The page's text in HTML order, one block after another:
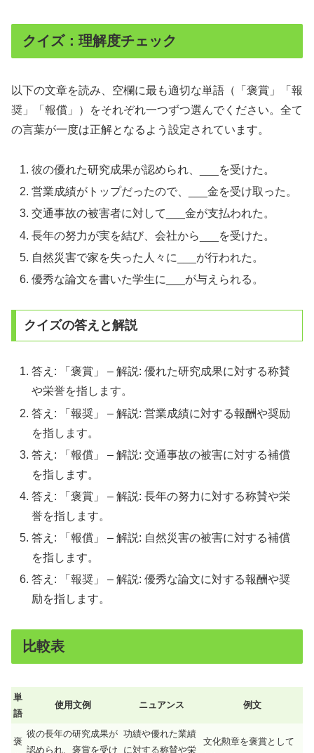
クイズ：理解度チェック
以下の文章を読み、空欄に最も適切な単語（「褒賞」「報
奨」「報償」）をそれぞれ一つずつ選んでください。全て
の言葉が一度は正解となるよう設定されています。
彼の優れた研究成果が認められ、___を受けた。
営業成績がトップだったので、___金を受け取った。
交通事故の被害者に対して___金が支払われた。
長年の努力が実を結び、会社から___を受けた。
自然災害で家を失った人々に___が行われた。
優秀な論文を書いた学生に___が与えられる。
クイズの答えと解説
答え: 「褒賞」 – 解説: 優れた研究成果に対する称賛
や栄誉を指します。
答え: 「報奨」 – 解説: 営業成績に対する報酬や奨励
を指します。
答え: 「報償」 – 解説: 交通事故の被害に対する補償
を指します。
答え: 「褒賞」 – 解説: 長年の努力に対する称賛や栄
誉を指します。
答え: 「報償」 – 解説: 自然災害の被害に対する補償
を指します。
答え: 「報奨」 – 解説: 優秀な論文に対する報酬や奨
励を指します。
比較表
単
語
使用文例 ニュアンス 例文
褒
彼の長年の研究成果が
認められ、褒賞を受け
功績や優れた業績
に対する称賛や栄
文化勲章を褒賞として